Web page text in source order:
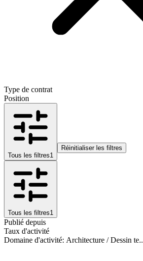
Type de contrat
Position
Tous les filtres1
Réinitialiser les filtres
Tous les filtres1
Publié depuis
Taux d'activité
Domaine d'activité: Architecture / Dessin te..